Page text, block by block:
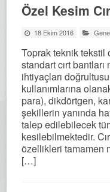
Özel Kesim
18 Ekim 2016
Toprak teknik tekstil
standart cırt
ihtiyaçları
kullanımlarına
para), dikdörtgen,
şekillerin yanında
talep edilebilecek
kesilebilmektedir.
özellikleri tamamen
[…]